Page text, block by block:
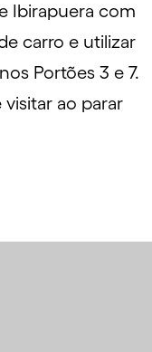
Ibirapuera com
carro e utilizar
Portões 3 e 7.
ao parar